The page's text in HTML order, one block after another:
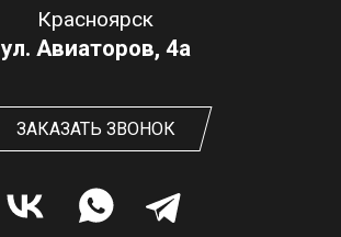
Красноярск
ул. Авиаторов, 4а
ЗАКАЗАТЬ ЗВОНОК